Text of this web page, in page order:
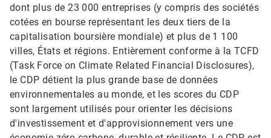
dont plus de 23 000 entreprises (y compris des sociétés
cotées en bourse représentant les deux tiers de la
capitalisation boursière mondiale) et plus de 1 100
villes, États et régions. Entièrement conforme à la TCFD
(Task Force on Climate Related Financial Disclosures),
le CDP détient la plus grande base de données
environnementales au monde, et les scores du CDP
sont largement utilisés pour orienter les décisions
d'investissement et d'approvisionnement vers une